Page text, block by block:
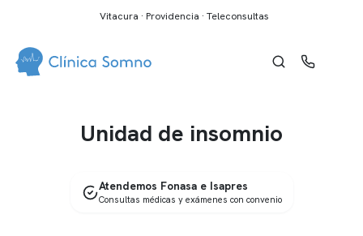
Vitacura · Providencia · Teleconsultas
Unidad de insomnio
Atendemos Fonasa e Isapres
Consultas médicas y exámenes con convenio